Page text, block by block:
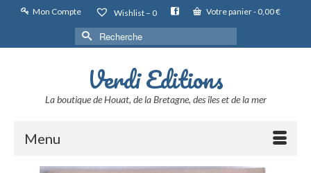
Mon Compte Wishlist – 0 Votre panier- 0,00€
Rechercher :
Verdi Editions
La boutique de Houat, de la Bretagne, des îles et de la mer
Menu